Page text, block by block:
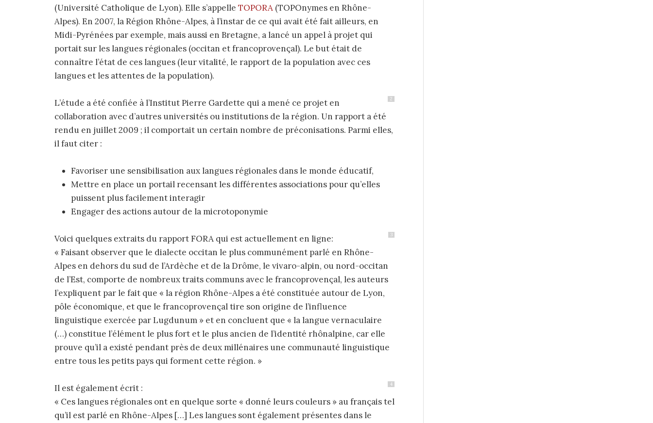
(Université Catholique de Lyon). Elle s’appelle TOPORA (TOPOnymes en Rhône-
Alpes). En 2007, la Région Rhône-Alpes, à l’instar de ce qui avait été fait ailleurs, en
Midi-Pyrénées par exemple, mais aussi en Bretagne, a lancé un appel à projet qui
portait sur les langues régionales (occitan et francoprovençal). Le but était de
connaître l’état de ces langues (leur vitalité, le rapport de la population avec ces
langues et les attentes de la population).
2
L’étude a été confiée à l’Institut Pierre Gardette qui a mené ce projet en
collaboration avec d’autres universités ou institutions de la région. Un rapport a été
rendu en juillet 2009 ; il comportait un certain nombre de préconisations. Parmi elles,
il faut citer :
Favoriser une sensibilisation aux langues régionales dans le monde éducatif,
Mettre en place un portail recensant les différentes associations pour qu’elles
puissent plus facilement interagir
Engager des actions autour de la microtoponymie
3
Voici quelques extraits du rapport FORA qui est actuellement en ligne:
« Faisant observer que le dialecte occitan le plus communément parlé en Rhône-
Alpes en dehors du sud de l’Ardèche et de la Drôme, le vivaro-alpin, ou nord-occitan
de l’Est, comporte de nombreux traits communs avec le francoprovençal, les auteurs
l’expliquent par le fait que « la région Rhône-Alpes a été constituée autour de Lyon,
pôle économique, et que le francoprovençal tire son origine de l’influence
linguistique exercée par Lugdunum » et en concluent que « la langue vernaculaire
(…) constitue l’élément le plus fort et le plus ancien de l’identité rhônalpine, car elle
prouve qu’il a existé pendant près de deux millénaires une communauté linguistique
entre tous les petits pays qui forment cette région. »
4
Il est également écrit :
« Ces langues régionales ont en quelque sorte « donné leurs couleurs » au français tel
qu’il est parlé en Rhône-Alpes […] Les langues sont également présentes dans le